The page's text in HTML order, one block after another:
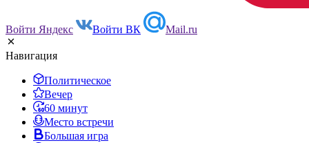
Войти Яндекс Войти ВК Mail.ru
Навигация
Политическое
Вечер
60 минут
Место встречи
Большая игра